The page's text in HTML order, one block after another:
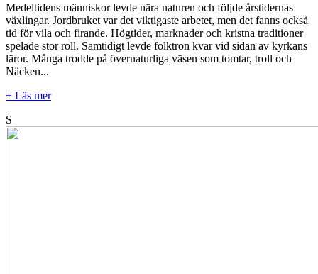
Medeltidens människor levde nära naturen och följde årstidernas
växlingar. Jordbruket var det viktigaste arbetet, men det fanns också
tid för vila och firande. Högtider, marknader och kristna traditioner
spelade stor roll. Samtidigt levde folktron kvar vid sidan av kyrkans
läror. Många trodde på övernaturliga väsen som tomtar, troll och
Näcken...
+ Läs mer
S